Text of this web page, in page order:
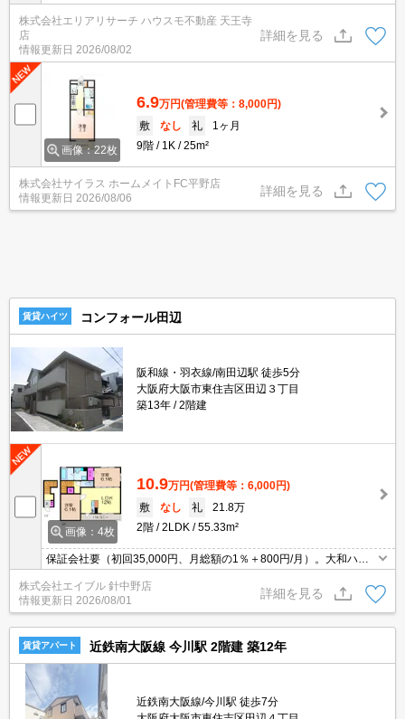
株式会社エリアリサーチ ハウスモ不動産 天王寺
店
情報更新日 2026/08/02
詳細を見る
画像：22枚
6.9万円(管理費等：8,000円)
敷
なし 礼
1ヶ月
9階
1K 25m²
株式会社サイラス ホームメイトFC平野店
情報更新日 2026/08/06
詳細を見る
賃貸ハイツ コンフォール田辺
阪和線・羽衣線/南田辺駅 徒歩5分
大阪府大阪市東住吉区田辺３丁目
築13年
2階建
画像：4枚
10.9万円(管理費等：6,000円)
敷
なし 礼
21.8万
2階
2LDK 55.33m²
保証会社要（初回35,000円、月総額の1％＋800円/月）。大和ハウ
スのD-room賃貸。広々リビングがいいですね。追い焚き・エアコ
ン・浴室乾燥機付きで設備充実!。一坪タイプもお風呂が人気。
株式会社エイブル 針中野店
情報更新日 2026/08/01
詳細を見る
賃貸アパート 近鉄南大阪線 今川駅 2階建 築12年
近鉄南大阪線/今川駅 徒歩7分